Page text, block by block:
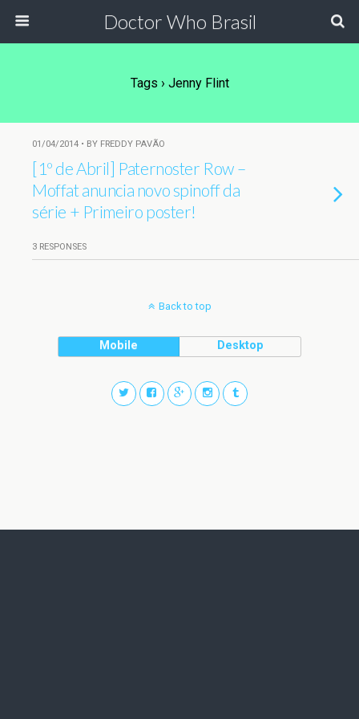
Doctor Who Brasil
Tags › Jenny Flint
01/04/2014 • BY FREDDY PAVÃO
[1º de Abril] Paternoster Row –
Moffat anuncia novo spinoff da
série + Primeiro poster!
3 RESPONSES
Back to top
Mobile Desktop